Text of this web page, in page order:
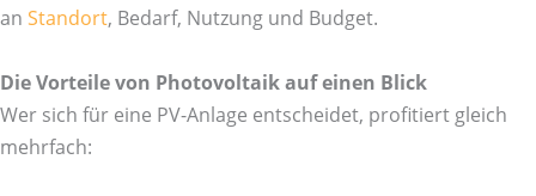
an Standort, Bedarf, Nutzung und Budget.
Die Vorteile von Photovoltaik auf einen Blick
Wer sich für eine PV-Anlage entscheidet, profitiert gleich
mehrfach: